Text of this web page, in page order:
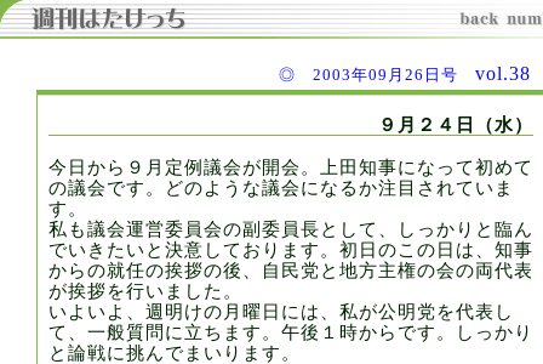
◎ 2003年09月26日号
９月２４日（水）
今日から９月定例議会が開会。上田知事になって初めて
の議会です。どのような議会になるか注目されていま
す。
私も議会運営委員会の副委員長として、しっかりと臨ん
でいきたいと決意しております。初日のこの日は、知事
からの就任の挨拶の後、自民党と地方主権の会の両代表
が挨拶を行いました。
いよいよ、週明けの月曜日には、私が公明党を代表し
て、一般質問に立ちます。午後１時からです。しっかり
と論戦に挑んでまいります。